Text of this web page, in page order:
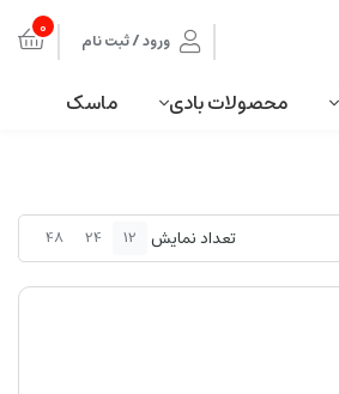
ورود / ثبت نام 0
محصولات بادی ماسک
تعداد نمایش 12
24
48